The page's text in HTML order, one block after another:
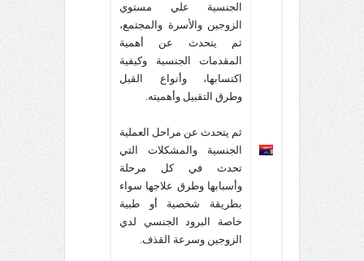
الجنسية علي مستوي
الزوجين والأسرة والمجتمع،
ثم يتحدث عن أهمية
المقدمات الجنسية وكيفية
اكتسابها، وأنواع القبل
وطرق التقبيل وأهميته.
ثم يتحدث عن مراحل العملية
الجنسية والمشكلات التي
تحدث في كل مرحلة
وأسبابها وطرق علاجها سواء
بطريقة شخصية أو طبية
خاصة البرود الجنسي لدي
الزوجين وسرعة القذف.